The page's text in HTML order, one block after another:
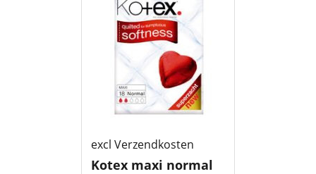
€2.99
excl Verzendkosten